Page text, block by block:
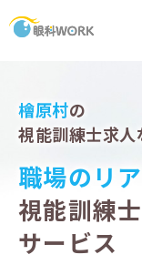
檜原村の
視能訓練士求人
職場のリ
視能訓練
サービス